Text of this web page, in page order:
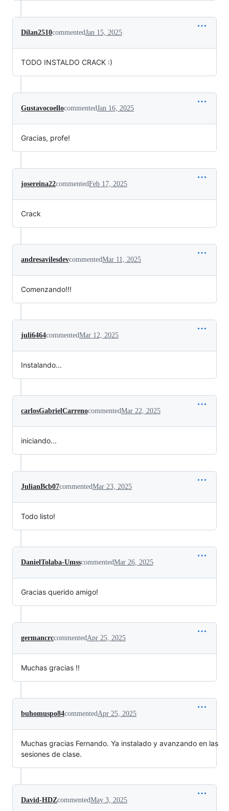
Dilan2510commentedJan 15, 2025
TODO INSTALDO CRACK :)
GustavocoellocommentedJan 16, 2025
Gracias, profe!
josereina22commentedFeb 17, 2025
Crack
andresavilesdevcommentedMar 11, 2025
Comenzando!!!
juli6464commentedMar 12, 2025
Instalando...
carlosGabrielCarrenocommentedMar 22, 2025
iniciando...
JulianBcb07commentedMar 23, 2025
Todo listo!
DanielTolaba-UmsscommentedMar 26, 2025
Gracias querido amigo!
germancrccommentedApr 25, 2025
Muchas gracias !!
buhomuspo84commentedApr 25, 2025
Muchas gracias Fernando. Ya instalado y avanzando en las
sesiones de clase.
David-HDZcommentedMay 3, 2025